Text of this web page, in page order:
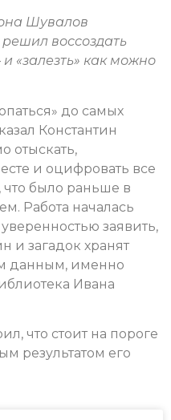
Шувалов
воссоздать
«залезть» как можно
до самых
Константин
отыскать,
и оцифровать все
было раньше в
Работа началась
заявить,
и загадок хранят
данным, именно
Ивана
что стоит на пороге
результатом его